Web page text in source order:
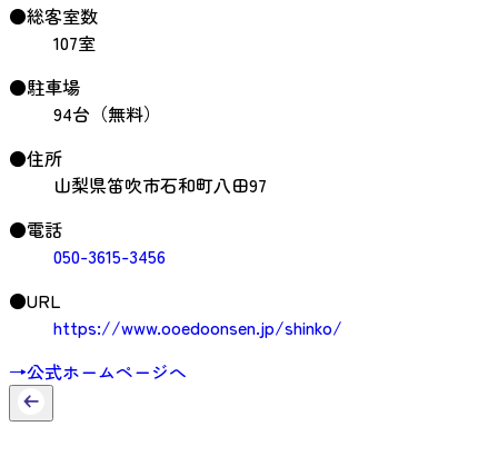
●総客室数
107室
●駐車場
94台（無料）
●住所
山梨県笛吹市石和町八田97
●電話
050-3615-3456
●URL
https://www.ooedoonsen.jp/shinko/
→公式ホームページへ